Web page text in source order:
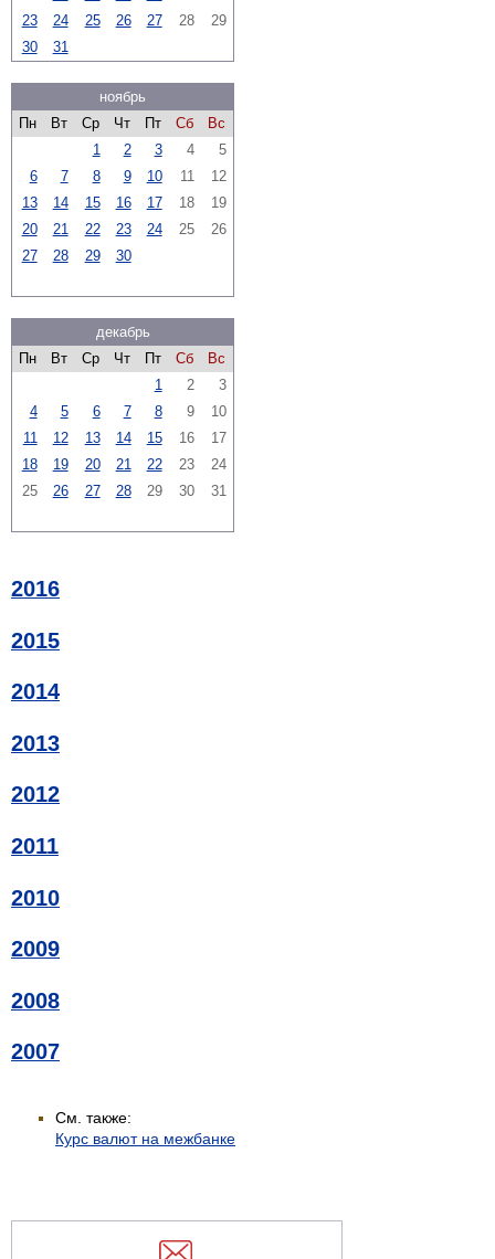
23
24 25 26 27 28
29
30
31
ноябрь
Пн
Вт Ср Чт Пт Сб
Вс
1
2 3 4
5
6
7 8 9 10 11
12
13
14 15 16 17 18
19
20
21 22 23 24 25
26
27
28 29 30
декабрь
Пн
Вт Ср Чт Пт Сб
Вс
1
2
3
4
5 6 7 8 9
10
11
12 13 14 15 16
17
18
19 20 21 22 23
24
25
26 27 28 29 30 31
2016
2015
2014
2013
2012
2011
2010
2009
2008
2007
См. также:
Курс валют на межбанке